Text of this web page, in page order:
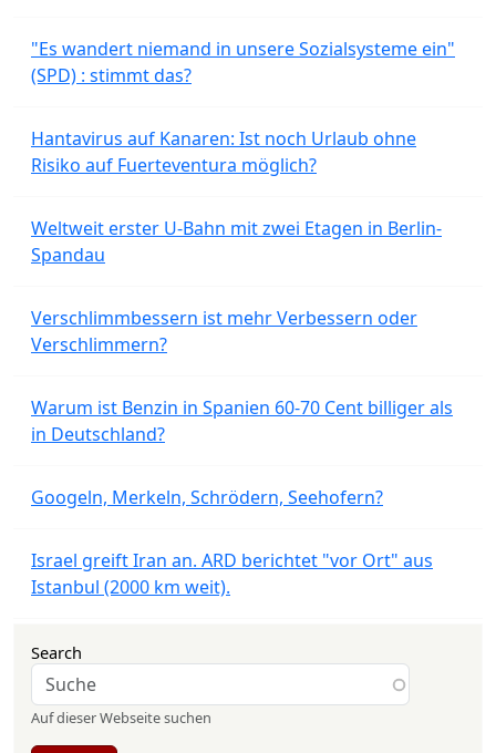
"Es wandert niemand in unsere Sozialsysteme ein"
(SPD) : stimmt das?
Hantavirus auf Kanaren: Ist noch Urlaub ohne
Risiko auf Fuerteventura möglich?
Weltweit erster U-Bahn mit zwei Etagen in Berlin-
Spandau
Verschlimmbessern ist mehr Verbessern oder
Verschlimmern?
Warum ist Benzin in Spanien 60-70 Cent billiger als
in Deutschland?
Googeln, Merkeln, Schrödern, Seehofern?
Israel greift Iran an. ARD berichtet "vor Ort" aus
Istanbul (2000 km weit).
Search
Auf dieser Webseite suchen